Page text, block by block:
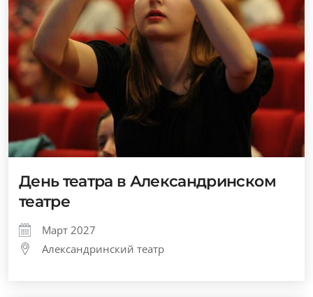
День театра в Александринском
театре
Март 2027
Александринский театр